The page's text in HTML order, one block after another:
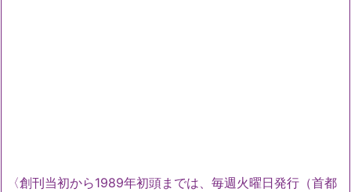
〈創刊当初から1989年初頭までは、毎週火曜日発行（首都